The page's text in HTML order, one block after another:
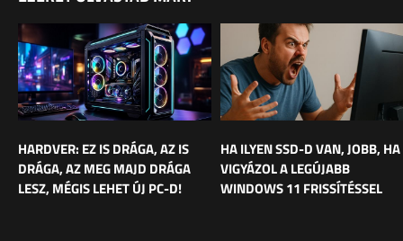
HARDVER: EZ IS DRÁGA, AZ IS
DRÁGA, AZ MEG MAJD DRÁGA
LESZ, MÉGIS LEHET ÚJ PC-D!
HA ILYEN SSD-D VAN, JOBB, HA
VIGYÁZOL A LEGÚJABB
WINDOWS 11 FRISSÍTÉSSEL